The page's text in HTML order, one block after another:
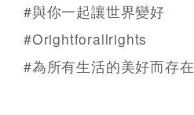
#與你一起讓世界變好
#Orightforallrights
#為所有生活的美好而存在